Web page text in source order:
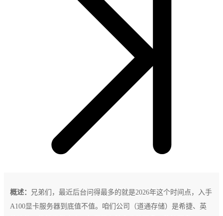
概述：
兄弟们，最近后台问得最多的就是2026年这个时间点，入手
A100显卡服务器到底值不值。咱们公司（道通存储）是希捷、英